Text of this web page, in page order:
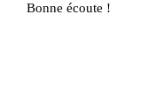
Bonne écoute !